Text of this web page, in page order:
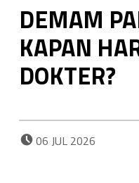
DEMAM
KAPAN
DOKTER?
POSTED ON:
06 JUL 2026